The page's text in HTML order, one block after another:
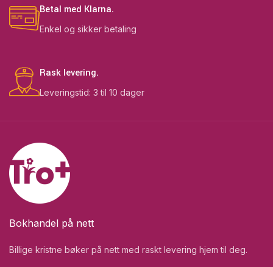
Betal med Klarna.
Enkel og sikker betaling
Rask levering.
Leveringstid: 3 til 10 dager
Bokhandel på nett
Billige kristne bøker på nett med raskt levering hjem til deg.